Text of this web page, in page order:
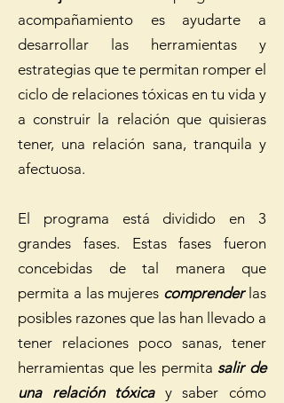
acompañamiento es ayudarte a
desarrollar las herramientas y
estrategias que te permitan romper el
ciclo de relaciones tóxicas en tu vida y
a construir la relación que quisieras
tener, una relación sana, tranquila y
afectuosa.
El programa está dividido en 3
grandes fases. Estas fases fueron
concebidas de tal manera que
permita a las mujeres comprenderlas
posibles razones que las han llevado a
tener relaciones poco sanas, tener
herramientas que les permita salir de
una relación tóxicay saber cómo